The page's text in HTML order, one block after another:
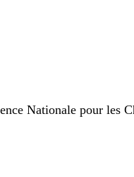
Nationale pour les